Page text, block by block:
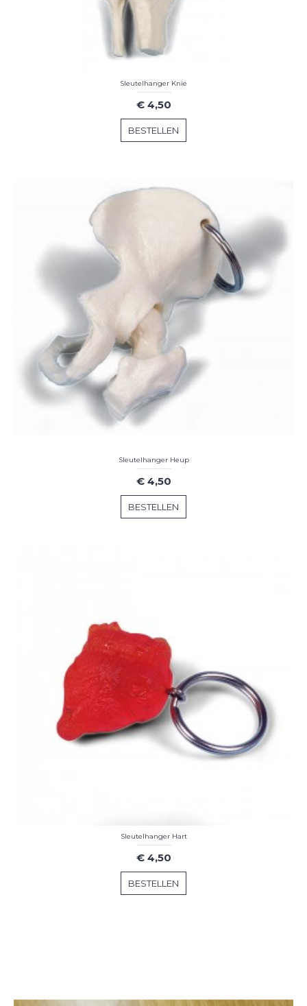
Sleutelhanger Knie
€ 4,50
BESTELLEN
Sleutelhanger Heup
€ 4,50
BESTELLEN
Sleutelhanger Hart
€ 4,50
BESTELLEN